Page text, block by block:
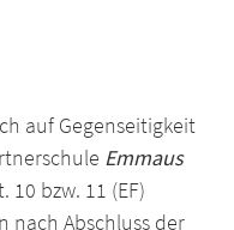
auf Gegenseitigkeit
Emmaus
10 bzw. 11 (EF)
nach Abschluss der